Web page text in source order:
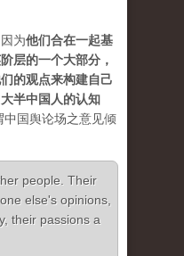
为他们合在一起基
层的一个大部分，
的观点来构建自己
半中国人的认知
国舆论场之意见倾
people. Their
else's opinions,
their passions a